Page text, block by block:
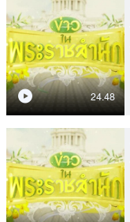
24.48